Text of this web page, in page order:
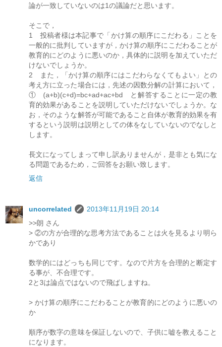
論が一致していないのは1の議論だと思います。
そこで，
1 投稿者様は本記事で「かけ算の順序にこだわる」ことを
一般的に批判していますが，かけ算の順序にこだわることが
教育的にどのように悪いのか，具体的に説明を加えていただ
けないでしょうか。
2 また，「かけ算の順序にはこだわらなくてもよい」との
考え方に立った場合には，先述の因数分解の計算において，
① (a+b)(c+d)=bc+ad+ac+bd と解答することに一定の教
育的効果があることを説明していただけないでしょうか。な
お，そのような解答が可能であること自体が教育的効果を有
するという説明は説明としての体をなしていないのでなしと
します。
長文になってしまって申し訳ありませんが，是非とも気にな
る問題であるため，ご回答をお願い致します。
返信
uncorrelated
2013年11月19日 20:14
>>朗 さん
> ②の方が合理的な思考方法であることは火を見るより明ら
かであり
数学的にはどっちも同じです。なので片方を合理的と断定す
る事が、不合理です。
2と3は論点ではないので飛ばしますね。
> かけ算の順序にこだわることが教育的にどのように悪いの
か
順序が数字の意味を保証しないので、子供に嘘を教えること
になります。